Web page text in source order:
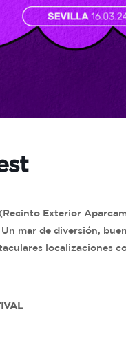
Exterior
mar de diversión,
localizaciones